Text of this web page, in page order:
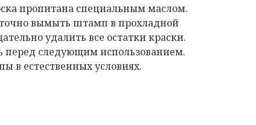
пропитана специальным маслом.
вымыть штамп в прохладной
удалить все остатки краски.
перед следующим использованием.
в естественных условиях.